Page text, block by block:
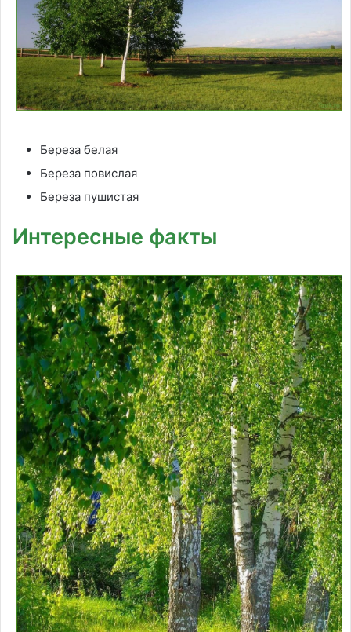
Береза белая
Береза повислая
Береза пушистая
Интересные факты